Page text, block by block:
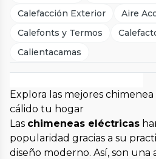
Calefacción Exterior
Aire
Calefonts y Termos
Calientacamas
Explora las mejores
cálido tu hogar
Las chimeneas eléctricas
popularidad gracias a su
diseño moderno. Así, son una